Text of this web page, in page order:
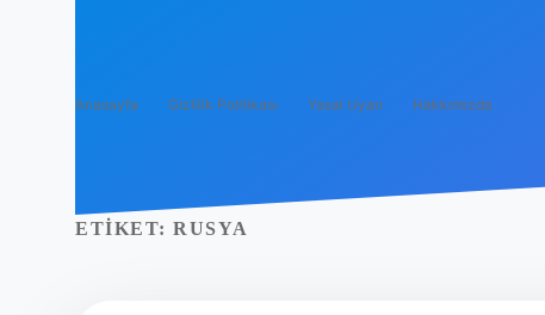
Anasayfa Gizlilik Politikası Yasal Uyarı Hakkımızda
ETIKET: RUSYA